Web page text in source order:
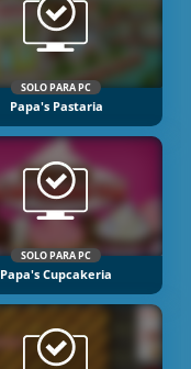
SOLO PARA PC
Papa's Pastaria
SOLO PARA PC
Papa's Cupcakeria